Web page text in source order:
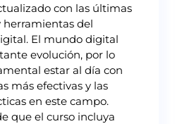
con las últimas
herramientas del
El mundo digital
evolución, por lo
estar al día con
más efectivas y las
en este campo.
que el curso incluya